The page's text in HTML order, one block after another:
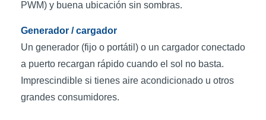
PWM) y buena ubicación sin sombras.
Generador / cargador
Un generador (fijo o portátil) o un cargador conectado
a puerto recargan rápido cuando el sol no basta.
Imprescindible si tienes aire acondicionado u otros
grandes consumidores.